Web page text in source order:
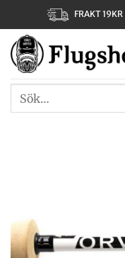
to
content
FRAKT